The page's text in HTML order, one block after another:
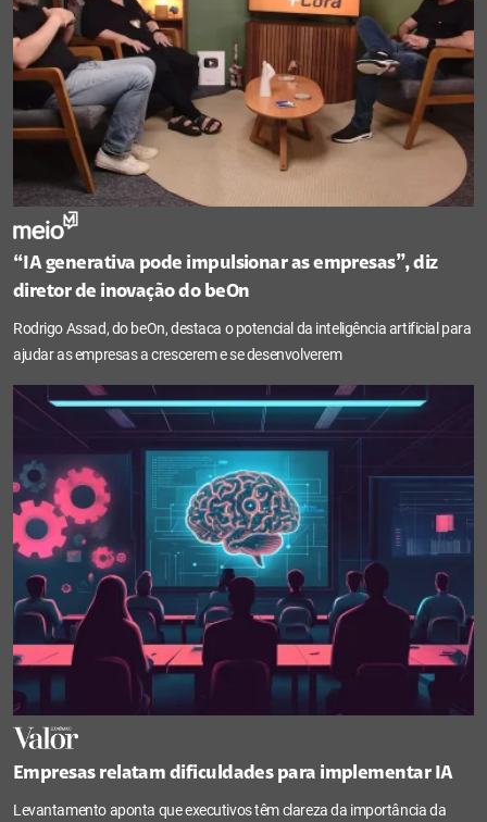
“IA generativa pode impulsionar as empresas”, diz
diretor de inovação do beOn
Rodrigo Assad, do beOn, destaca o potencial da inteligência artificial para
ajudar as empresas a crescerem e se desenvolverem
Empresas relatam dificuldades para implementar IA
Levantamento aponta que executivos têm clareza da importância da